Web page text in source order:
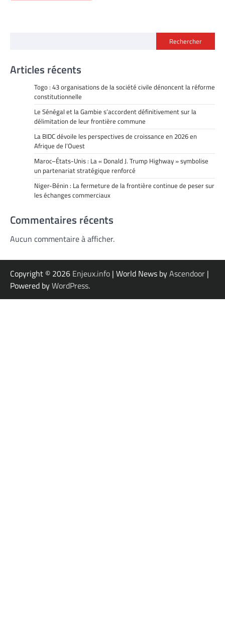
Rechercher
Articles récents
Togo : 43 organisations de la société civile dénoncent la réforme
constitutionnelle
Le Sénégal et la Gambie s’accordent définitivement sur la
délimitation de leur frontière commune
La BIDC dévoile les perspectives de croissance en 2026 en
Afrique de l’Ouest
Maroc–États-Unis : La « Donald J. Trump Highway » symbolise
un partenariat stratégique renforcé
Niger-Bénin : La fermeture de la frontière continue de peser sur
les échanges commerciaux
Commentaires récents
Aucun commentaire à afficher.
Copyright © 2026 Enjeux.info | World News byAscendoor |
Powered byWordPress.